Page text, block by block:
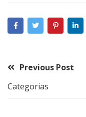
Previous Post
Categorias